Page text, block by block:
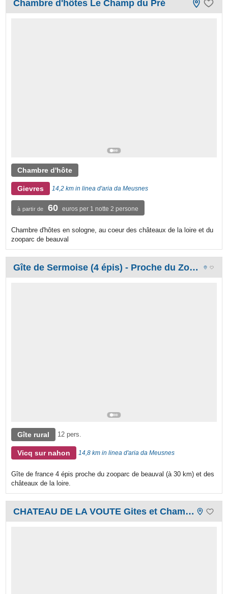
Chambre d'hôtes Le Champ du Pré
Chambre d'hôte
Gievres 14,2 km in linea d'aria da Meusnes
à partir de 60 euros per 1 notte 2 persone
Chambre d'hôtes en sologne, au coeur des châteaux de la loire et du
zooparc de beauval
Gîte de Sermoise (4 épis) - Proche du Zooparc de Beauval et des châteaux de la Loire
Gîte rural 12 pers.
Vicq sur nahon 14,8 km in linea d'aria da Meusnes
Gîte de france 4 épis proche du zooparc de beauval (à 30 km) et des
châteaux de la loire.
CHATEAU DE LA VOUTE Gites et Chambres d'hôtes